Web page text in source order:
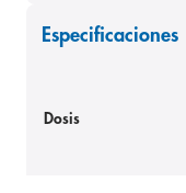
Especificaciones
Dosis